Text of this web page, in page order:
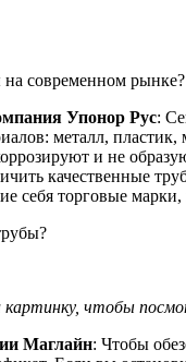
современном рынке?
Упонор Рус:
металл, пластик,
и не
качественные
себя торговые
чтобы
Маглайн: Чтобы